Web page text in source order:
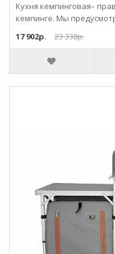
Кухня кемпинговая–
кемпинге. Мы
17 902р.
23 338р.